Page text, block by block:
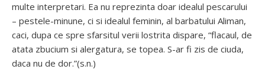
multe interpretari. Ea nu reprezinta doar idealul pescarului
– pestele-minune, ci si idealul feminin, al barbatului Aliman,
caci, dupa ce spre sfarsitul verii lostrita dispare, “flacaul, de
atata zbucium si alergatura, se topea. S-ar fi zis de ciuda,
daca nu de dor.”(s.n.)